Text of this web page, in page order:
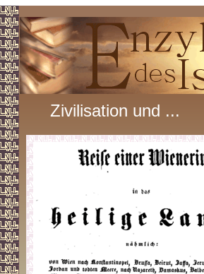
Zivilisation und ...